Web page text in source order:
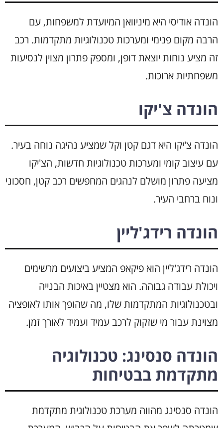
הונדה אודיסי היא מיניוואן המיועדת למשפחות, עם
הרבה מקום פנימי ומערכות טכנולוגיות מתקדמות. רכב
זה מציע נוחות יוצאת דופן, ומספק פתרון מצוין לנסיעות
משפחתיות ארוכות.
הונדה צ'יקו
הונדה צ'יקו היא דגם קטן וקל שמציע נהיגה נוחה בעיר.
עם עיצוב קומי ומערכות טכנולוגיות חדשות, הצ'יקו
מציעה פתרון מושלם לנהגים המחפשים רכב קטן, חסכוני
ונוח ברחבי העיר.
הונדה רידג'ליין
הונדה רידג'ליין הוא פיקאפ המציע ביצועים מרשימים
ויכולת עבודה גבוהה. הוא מצטיין באיכות הבנייה
ובטכנולוגיות המתקדמות שלו, מה שהופך אותו לאופציה
מצוינת עבור מי שזקוק לרכב עמיד ועמיד לאורך זמן.
הונדה סנסינג: טכנולוגיה
מתקדמת בבטיחות
הונדה סנסינג מהווה מערכת טכנולוגית מתקדמת